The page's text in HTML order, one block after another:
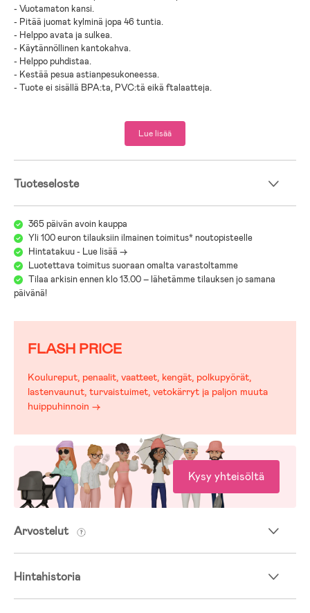
- Vuotamaton kansi.
- Pitää juomat kylminä jopa 46 tuntia.
- Helppo avata ja sulkea.
- Käytännöllinen kantokahva.
- Helppo puhdistaa.
- Kestää pesua astianpesukoneessa.
- Tuote ei sisällä BPA:ta, PVC:tä eikä ftalaatteja.
- Ruostumaton teräs, polypropyleeni, silikoni.
Lue lisää
Tuoteseloste
365 päivän avoin kauppa
Yli 100 euron tilauksiin ilmainen toimitus* noutopisteelle
Hintatakuu - Lue lisää ->
Luotettava toimitus suoraan omalta varastoltamme
Tilaa arkisin ennen klo 13.00 – lähetämme tilauksen jo samana
päivänä!
FLASH PRICE
Koulureput, penaalit, vaatteet, kengät, polkupyörät,
lastenvaunut, turvaistuimet, vetokärryt ja paljon muuta
huippuhinnoin →
Kysy yhteisöltä
Arvostelut
Hintahistoria